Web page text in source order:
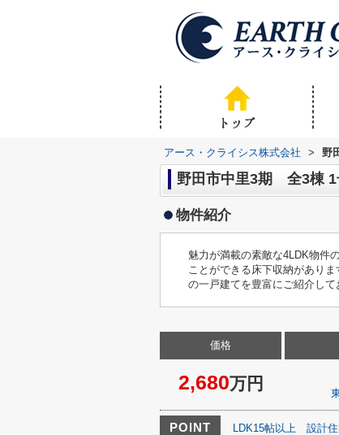
アース・クライシス株式会社 > 野
野田市中里3期 全3棟 1
物件紹介
魅力が満載の素敵な4LDK物件
ことができる床下収納があり
の一戸建てを豊富にご紹介して
価格
2,680万円
POINT LDK15帖以上 設計